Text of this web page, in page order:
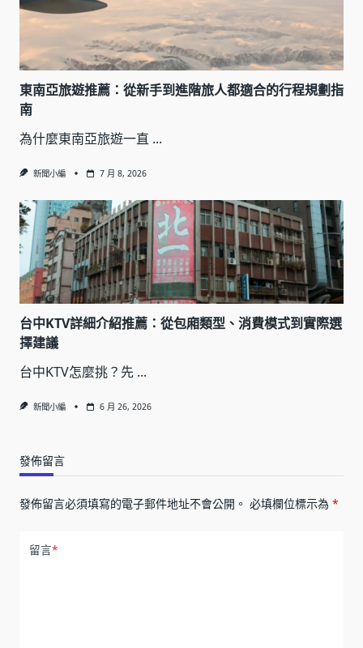
東南亞旅遊推薦：從新手到進階旅人都適合的行程規劃指
南
為什麼東南亞旅遊一直 ...
新聞小編 7 月 8, 2026
台中KTV詳細介紹推薦：從包廂類型、消費模式到實際選
擇建議
台中KTV怎麼挑？先 ...
新聞小編 6 月 26, 2026
發佈留言
發佈留言必須填寫的電子郵件地址不會公開。 必填欄位標示為 *
留言*